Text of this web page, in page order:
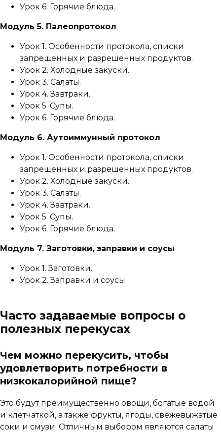
Урок 6. Горячие блюда.
Модуль 5. Палеопротокол
Урок 1. Особенности протокола, списки
запрещенных и разрешенных продуктов.
Урок 2. Холодные закуски.
Урок 3. Салаты.
Урок 4. Завтраки.
Урок 5. Супы.
Урок 6. Горячие блюда.
Модуль 6. Аутоиммунный протокол
Урок 1. Особенности протокола, списки
запрещенных и разрешенных продуктов.
Урок 2. Холодные закуски.
Урок 3. Салаты.
Урок 4. Завтраки.
Урок 5. Супы.
Урок 6. Горячие блюда.
Модуль 7. Заготовки, заправки и соусы
Урок 1. Заготовки.
Урок 2. Заправки и соусы.
Часто задаваемые вопросы о
полезных перекусах
Чем можно перекусить, чтобы
удовлетворить потребности в
низкокалорийной пище?
Это будут преимущественно овощи, богатые водой
и клетчаткой, а также фрукты, ягоды, свежевыжатые
соки и смузи. Отличным выбором являются салаты